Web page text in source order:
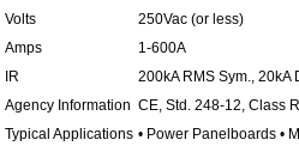
Volts
250Vac (or less)
Amps
1-600A
IR
200kA RMS Sym., 20kA
Agency Information CE, Std. 248-12, Class
Typical Applications • Power Panelboards •